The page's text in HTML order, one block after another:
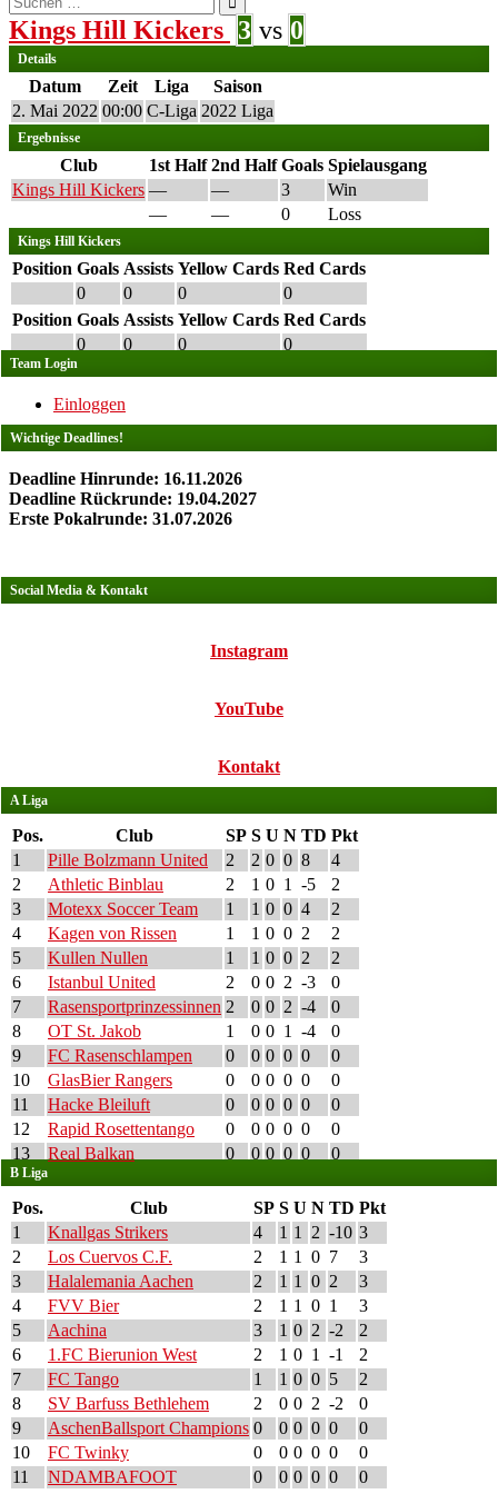
nach:
Kings Hill Kickers 3 vs 0
Details
Datum Zeit Liga
Saison
2. Mai 2022 00:00 C-Liga 2022 Liga
Ergebnisse
Club 1st Half 2nd Half Goals Spielausgang
Kings Hill Kickers — — 3
Win
—
— 0 Loss
Kings Hill Kickers
Position Goals Assists Yellow Cards Red Cards
0
0 0
0
Position Goals Assists Yellow Cards Red Cards
0
0 0 0
Team Login
Einloggen
Wichtige Deadlines!
Deadline Hinrunde: 16.11.2026
Deadline Rückrunde: 19.04.2027
Erste Pokalrunde: 31.07.2026
Social Media & Kontakt
Instagram
YouTube
Kontakt
A Liga
Pos. Club SP S U N TD Pkt
1
Pille Bolzmann United 2 2 0 0 8
4
2
Athletic Binblau 2 1 0 1 -5
2
3
Motexx Soccer Team 1 1 0 0 4
2
4
Kagen von Rissen 1 1 0 0 2
2
5
Kullen Nullen 1 1 0 0 2
2
6
Istanbul United 2 0 0 2 -3
0
7
Rasensportprinzessinnen 2 0 0 2 -4
0
8
OT St. Jakob 1 0 0 1 -4
0
9
FC Rasenschlampen 0 0 0 0 0
0
10
GlasBier Rangers 0 0 0 0 0
0
11
Hacke Bleiluft 0 0 0 0 0
0
12
Rapid Rosettentango 0 0 0 0 0
0
13
Real Balkan 0 0 0 0 0 0
B Liga
Pos. Club SP S U N TD Pkt
1
Knallgas Strikers 4 1 1 2 -10 3
2
Los Cuervos C.F. 2 1 1 0 7
3
3
Halalemania Aachen 2 1 1 0 2
3
4
FVV Bier 2 1 1 0 1
3
5
Aachina 3 1 0 2 -2
2
6
1.FC Bierunion West 2 1 0 1 -1
2
7
FC Tango 1 1 0 0 5
2
8
SV Barfuss Bethlehem 2 0 0 2 -2
0
9
AschenBallsport Champions 0 0 0 0 0
0
10
FC Twinky 0 0 0 0 0
0
11
NDAMBAFOOT 0 0 0 0 0
0